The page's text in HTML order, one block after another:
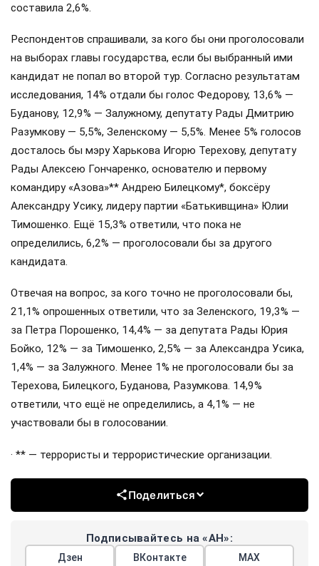
составила 2,6%.
Респондентов спрашивали, за кого бы они проголосовали
на выборах главы государства, если бы выбранный ими
кандидат не попал во второй тур. Согласно результатам
исследования, 14% отдали бы голос Федорову, 13,6% —
Буданову, 12,9% — Залужному, депутату Рады Дмитрию
Разумкову — 5,5%, Зеленскому — 5,5%. Менее 5% голосов
досталось бы мэру Харькова Игорю Терехову, депутату
Рады Алексею Гончаренко, основателю и первому
командиру «Азова»** Андрею Билецкому*, боксёру
Александру Усику, лидеру партии «Батькивщина» Юлии
Тимошенко. Ещё 15,3% ответили, что пока не
определились, 6,2% — проголосовали бы за другого
кандидата.
Отвечая на вопрос, за кого точно не проголосовали бы,
21,1% опрошенных ответили, что за Зеленского, 19,3% —
за Петра Порошенко, 14,4% — за депутата Рады Юрия
Бойко, 12% — за Тимошенко, 2,5% — за Александра Усика,
1,4% — за Залужного. Менее 1% не проголосовали бы за
Терехова, Билецкого, Буданова, Разумкова. 14,9%
ответили, что ещё не определились, а 4,1% — не
участвовали бы в голосовании.
· ** — террористы и террористические организации.
Поделиться
Подписывайтесь на «АН»:
Дзен ВКонтакте МАХ